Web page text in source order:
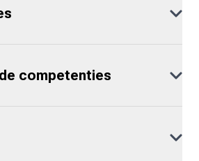
competenties